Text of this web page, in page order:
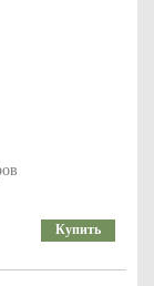
Купить